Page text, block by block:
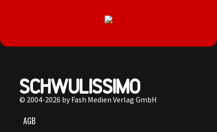
© 2004-2026 by Fash Medien Verlag GmbH
AGB